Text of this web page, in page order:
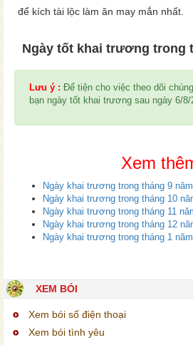
để kích tài lộc làm ăn may mắn nhất.
Ngày tốt khai trương trong
Lưu ý : Để tiện cho việc theo dõi
bạn ngày tốt khai trương sau ngày 6/8/
Xem
Ngày khai trương trong tháng 9
Ngày khai trương trong tháng 10
Ngày khai trương trong tháng 11
Ngày khai trương trong tháng 12
Ngày khai trương trong tháng 1
XEM BÓI
Xem bói số điện thoại
Xem bói tình yêu